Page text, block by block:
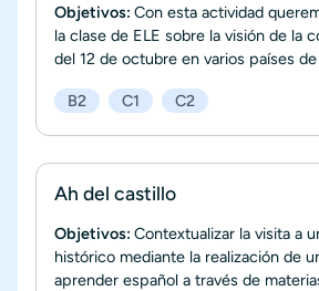
Objetivos: Con esta actividad
la clase de ELE sobre la visión de la
del 12 de octubre en varios países
B2 C1 C2
Ah del castillo
Objetivos: Contextualizar la visita a
histórico mediante la realización de
aprender español a través de